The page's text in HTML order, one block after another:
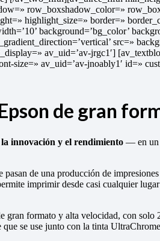
row_boxshadow_color=»
highlight_size=» border=»
background=’bg_color’
src=»
av_uid=’av-jrgc1′]
size=» av_uid=’av-jnoably1′ id=»
de gran
innovación y el rendimiento — en un
de una producción de
imprimir desde casi cualquier
gran formato y alta velocidad, con solo
se use junto con la tinta